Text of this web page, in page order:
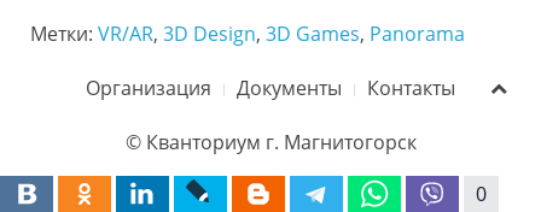
0
Метки: VR/AR, 3D Design, 3D Games, Panorama
Организация Документы Контакты
© Кванториум г. Магнитогорск